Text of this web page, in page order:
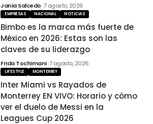
Jania Salcedo 7 agosto, 2026
EMPRESAS NACIONAL NOTICIAS
Bimbo es la marca más fuerte de
México en 2026: Estas son las
claves de su liderazgo
Frida Tochimani 7 agosto, 2026
LIFESTYLE MONTERREY
Inter Miami vs Rayados de
Monterrey EN VIVO: Horario y cómo
ver el duelo de Messi en la
Leagues Cup 2026